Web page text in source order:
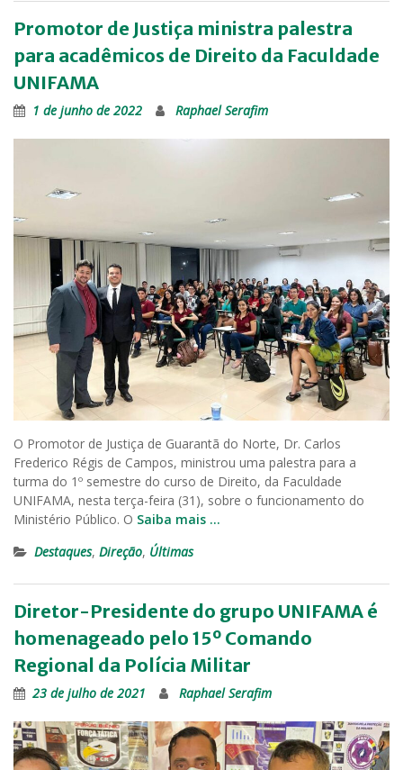
Promotor de Justiça ministra palestra
para acadêmicos de Direito da Faculdade
UNIFAMA
1 de junho de 2022 Raphael Serafim
O Promotor de Justiça de Guarantã do Norte, Dr. Carlos
Frederico Régis de Campos, ministrou uma palestra para a
turma do 1º semestre do curso de Direito, da Faculdade
UNIFAMA, nesta terça-feira (31), sobre o funcionamento do
Ministério Público. O Saiba mais …
Destaques, Direção, Últimas
Diretor-Presidente do grupo UNIFAMA é
homenageado pelo 15º Comando
Regional da Polícia Militar
23 de julho de 2021 Raphael Serafim